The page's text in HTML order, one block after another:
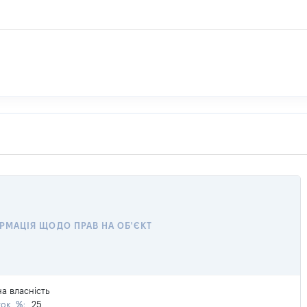
ЩОДО ПРАВ НА ОБ'ЄКТ
власність
%:
25